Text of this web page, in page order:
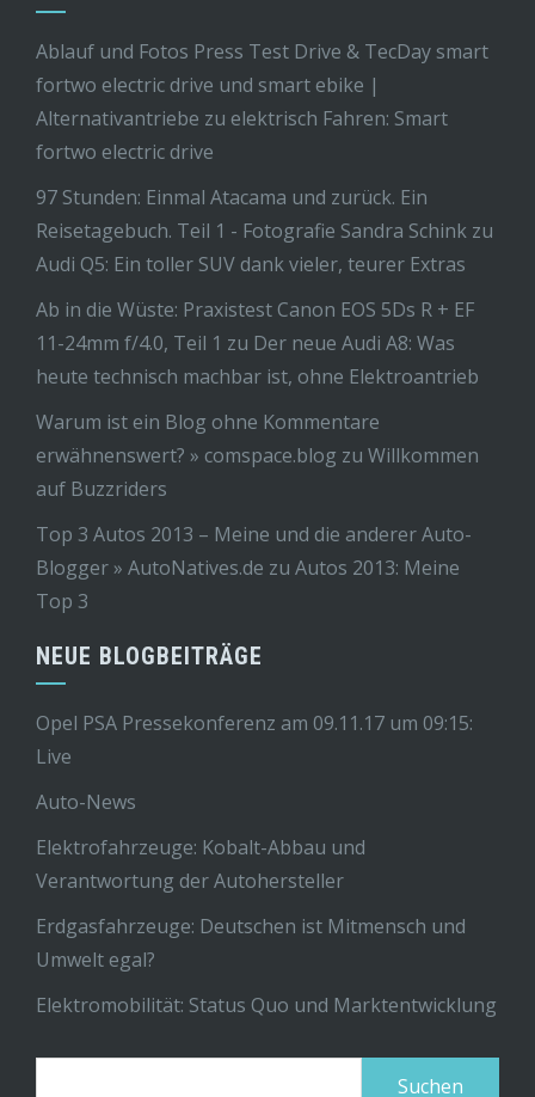
Ablauf und Fotos Press Test Drive & TecDay smart
fortwo electric drive und smart ebike |
Alternativantriebe zu elektrisch Fahren: Smart
fortwo electric drive
97 Stunden: Einmal Atacama und zurück. Ein
Reisetagebuch. Teil 1 - Fotografie Sandra Schink zu
Audi Q5: Ein toller SUV dank vieler, teurer Extras
Ab in die Wüste: Praxistest Canon EOS 5Ds R + EF
11-24mm f/4.0, Teil 1 zu Der neue Audi A8: Was
heute technisch machbar ist, ohne Elektroantrieb
Warum ist ein Blog ohne Kommentare
erwähnenswert? » comspace.blog zu Willkommen
auf Buzzriders
Top 3 Autos 2013 – Meine und die anderer Auto-
Blogger » AutoNatives.de zu Autos 2013: Meine
Top 3
NEUE BLOGBEITRÄGE
Opel PSA Pressekonferenz am 09.11.17 um 09:15:
Live
Auto-News
Elektrofahrzeuge: Kobalt-Abbau und
Verantwortung der Autohersteller
Erdgasfahrzeuge: Deutschen ist Mitmensch und
Umwelt egal?
Elektromobilität: Status Quo und Marktentwicklung